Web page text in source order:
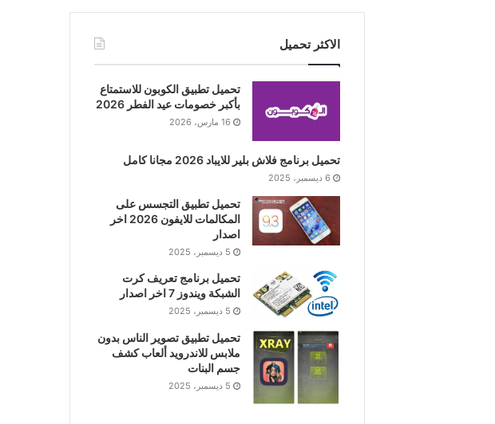
الاكثر تحميل
تحميل تطبيق الكوبون للاستمتاع
بأكبر خصومات عيد الفطر 2026
16 مارس، 2026
تحميل برنامج فلاش بلير للايباد 2026 مجانا كامل
6 ديسمبر، 2025
تحميل تطبيق التجسس على
المكالمات للايفون 2026 اخر
اصدار
5 ديسمبر، 2025
تحميل برنامج تعريف كرت
الشبكة ويندوز 7 اخر اصدار
5 ديسمبر، 2025
تحميل تطبيق تصوير الناس بدون
ملابس للاندرويد ألعاب كشف
جسم البنات
5 ديسمبر، 2025